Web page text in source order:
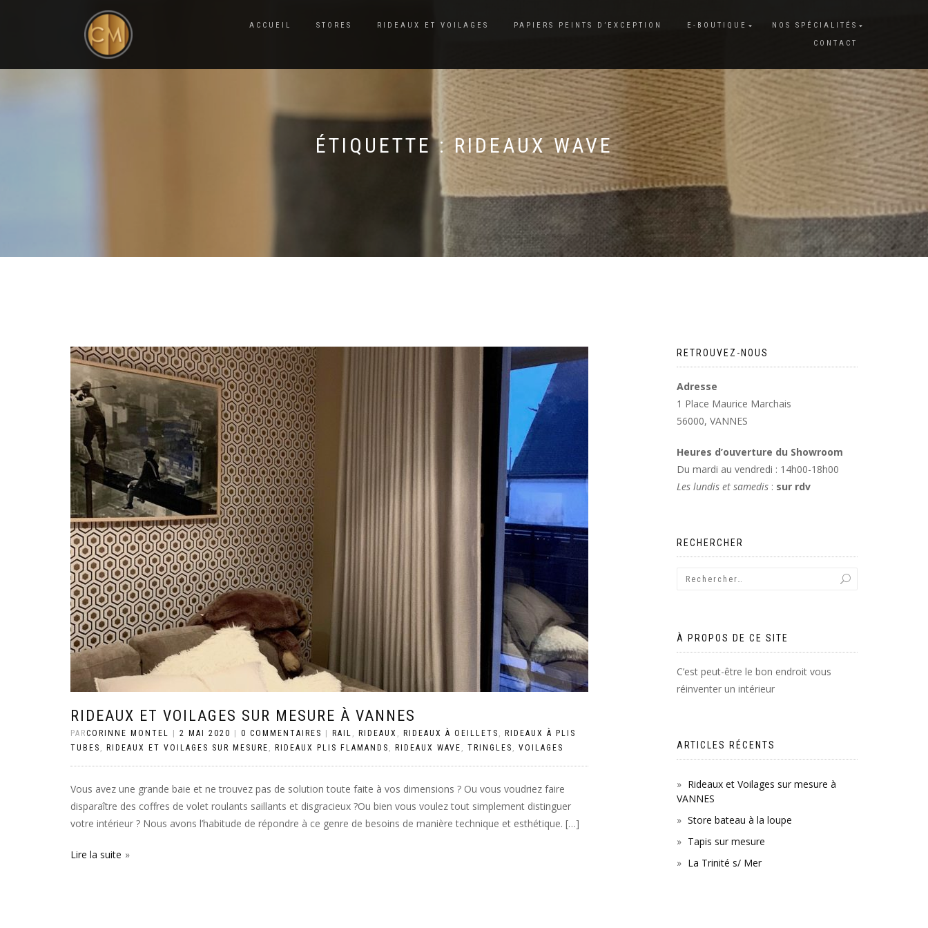
ACCUEIL STORES RIDEAUX ET VOILAGES PAPIERS PEINTS D’EXCEPTION E-BOUTIQUE
NOS SPÉCIALITÉS
CONTACT
ÉTIQUETTE :RIDEAUX WAVE
RIDEAUX ET VOILAGES SUR MESURE À VANNES
PARCORINNE MONTEL 2 MAI 2020 0 COMMENTAIRES RAIL , RIDEAUX , RIDEAUX À OEILLETS ,
RIDEAUX À PLIS
TUBES , RIDEAUX ET VOILAGES SUR MESURE , RIDEAUX PLIS FLAMANDS , RIDEAUX WAVE , TRINGLES , VOILAGES
Vous avez une grande baie et ne trouvez pas de solution toute faite à vos dimensions ? Ou vous voudriez faire
disparaître des coffres de volet roulants saillants et disgracieux ?Ou bien vous voulez tout simplement distinguer
votre intérieur ? Nous avons l’habitude de répondre à ce genre de besoins de manière technique et esthétique. […]
Lire la suite
RETROUVEZ-NOUS
Adresse
1 Place Maurice Marchais
56000, VANNES
Heures d’ouverture du Showroom
Du mardi au vendredi : 14h00-18h00
Les lundis et samedis: sur rdv
RECHERCHER
À PROPOS DE CE SITE
C’est peut-être le bon endroit vous
réinventer un intérieur
ARTICLES RÉCENTS
Rideaux et Voilages sur mesure à
VANNES
Store bateau à la loupe
Tapis sur mesure
La Trinité s/ Mer